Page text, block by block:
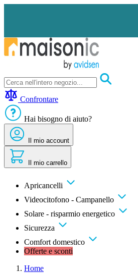
Apricancelli
-
Solare
risparmio
energetico
Comfort
Offerte
sconti
Confrontare
Hai bisogno di aiuto?
Il mio account
Il mio carrello
Apricancelli
Videocitofono - Campanello
Solare - risparmio energetico
Sicurezza
Comfort domestico
Offerte e sconti
Home